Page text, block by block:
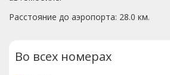
Расстояние до аэропорта: 28.0 км.
Во всех номерах